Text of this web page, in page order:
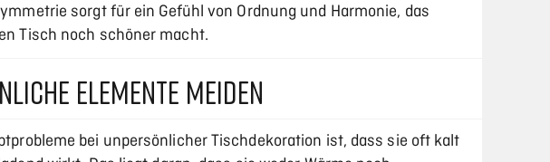
sorgt für ein Gefühl von Ordnung und Harmonie, das
Tisch noch schöner macht.
ELEMENTE MEIDEN
bei unpersönlicher Tischdekoration ist, dass sie oft kalt